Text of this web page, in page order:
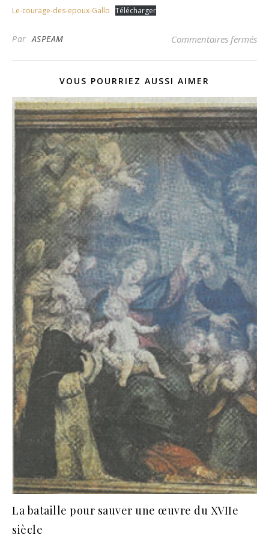
Le-courage-des-epoux-Gallo Télécharger
ParASPEAM Commentaires fermés
VOUS POURRIEZ AUSSI AIMER
La bataille pour sauver une œuvre du XVIIe
siècle